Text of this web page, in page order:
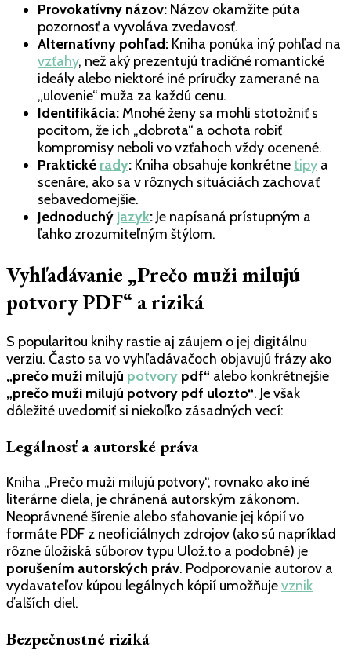
Provokatívny názov: Názov okamžite púta
pozornosť a vyvoláva zvedavosť.
Alternatívny pohľad: Kniha ponúka iný pohľad na
vzťahy, než aký prezentujú tradičné romantické
ideály alebo niektoré iné príručky zamerané na
„ulovenie“ muža za každú cenu.
Identifikácia: Mnohé ženy sa mohli stotožniť s
pocitom, že ich „dobrota“ a ochota robiť
kompromisy neboli vo vzťahoch vždy ocenené.
Praktické rady: Kniha obsahuje konkrétnetipy a
scenáre, ako sa v rôznych situáciách zachovať
sebavedomejšie.
Jednoduchý jazyk:Je napísaná prístupným a
ľahko zrozumiteľným štýlom.
Vyhľadávanie „Prečo muži milujú
potvory PDF“ a riziká
S popularitou knihy rastie aj záujem o jej digitálnu
verziu. Často sa vo vyhľadávačoch objavujú frázy ako
„prečo muži milujú potvory pdf“ alebo konkrétnejšie
„prečo muži milujú potvory pdf ulozto“. Je však
dôležité uvedomiť si niekoľko zásadných vecí:
Legálnosť a autorské práva
Kniha „Prečo muži milujú potvory“, rovnako ako iné
literárne diela, je chránená autorským zákonom.
Neoprávnené šírenie alebo sťahovanie jej kópií vo
formáte PDF z neoficiálnych zdrojov (ako sú napríklad
rôzne úložiská súborov typu Ulož.to a podobné) je
porušením autorských práv. Podporovanie autorov a
vydavateľov kúpou legálnych kópií umožňujevznik
ďalších diel.
Bezpečnostné riziká